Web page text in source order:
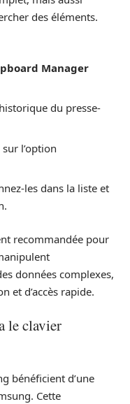
des éléments.
Manager
du presse-
l’option
les dans la liste et
recommandée pour
données complexes,
et d’accès rapide.
le clavier
bénéficient d’une
Cette